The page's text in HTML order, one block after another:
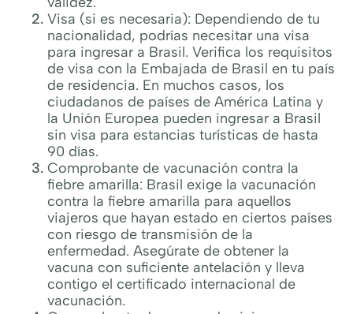
Visa (si es necesaria): Dependiendo de tu
nacionalidad, podrías necesitar una visa
para ingresar a Brasil. Verifica los requisitos
de visa con la Embajada de Brasil en tu país
de residencia. En muchos casos, los
ciudadanos de países de América Latina y
la Unión Europea pueden ingresar a Brasil
sin visa para estancias turísticas de hasta
90 días.
Comprobante de vacunación contra la
fiebre amarilla: Brasil exige la vacunación
contra la fiebre amarilla para aquellos
viajeros que hayan estado en ciertos países
con riesgo de transmisión de la
enfermedad. Asegúrate de obtener la
vacuna con suficiente antelación y lleva
contigo el certificado internacional de
vacunación.